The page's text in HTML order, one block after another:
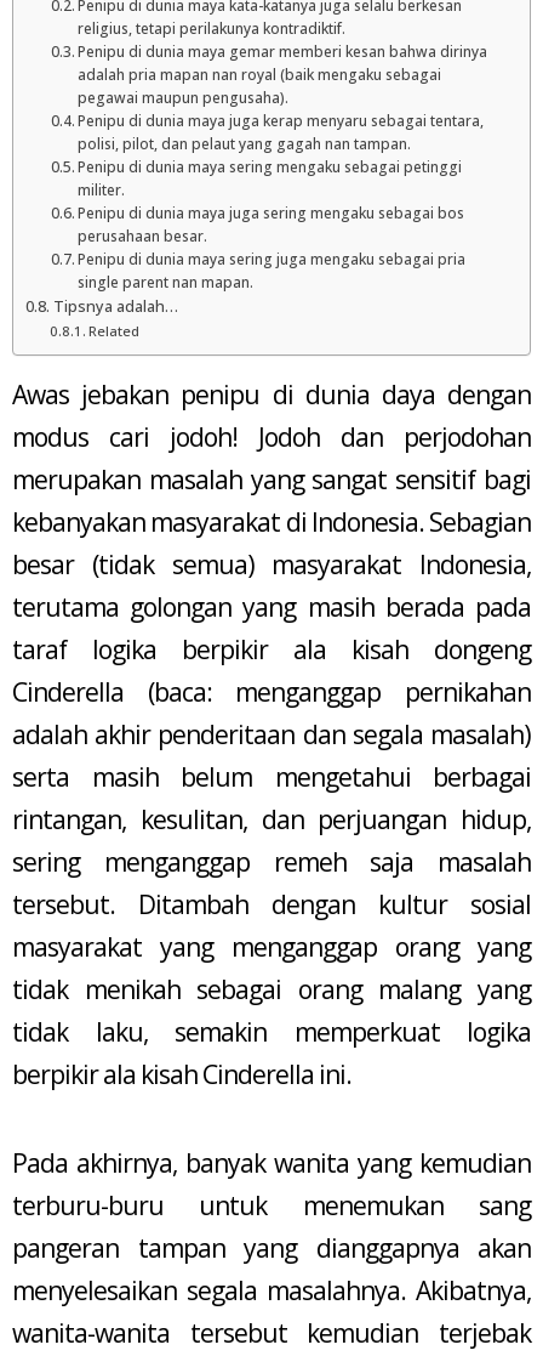
Penipu di dunia maya kata-katanya juga selalu berkesan
religius, tetapi perilakunya kontradiktif.
Penipu di dunia maya gemar memberi kesan bahwa dirinya
adalah pria mapan nan royal (baik mengaku sebagai
pegawai maupun pengusaha).
Penipu di dunia maya juga kerap menyaru sebagai tentara,
polisi, pilot, dan pelaut yang gagah nan tampan.
Penipu di dunia maya sering mengaku sebagai petinggi
militer.
Penipu di dunia maya juga sering mengaku sebagai bos
perusahaan besar.
Penipu di dunia maya sering juga mengaku sebagai pria
single parent nan mapan.
Tipsnya adalah…
Related
Awas jebakan penipu di dunia daya dengan
modus cari jodoh! Jodoh dan perjodohan
merupakan masalah yang sangat sensitif bagi
kebanyakan masyarakat di Indonesia. Sebagian
besar (tidak semua) masyarakat Indonesia,
terutama golongan yang masih berada pada
taraf logika berpikir ala kisah dongeng
Cinderella (baca: menganggap pernikahan
adalah akhir penderitaan dan segala masalah)
serta masih belum mengetahui berbagai
rintangan, kesulitan, dan perjuangan hidup,
sering menganggap remeh saja masalah
tersebut. Ditambah dengan kultur sosial
masyarakat yang menganggap orang yang
tidak menikah sebagai orang malang yang
tidak laku, semakin memperkuat logika
berpikir ala kisah Cinderella ini.
Pada akhirnya, banyak wanita yang kemudian
terburu-buru untuk menemukan sang
pangeran tampan yang dianggapnya akan
menyelesaikan segala masalahnya. Akibatnya,
wanita-wanita tersebut kemudian terjebak